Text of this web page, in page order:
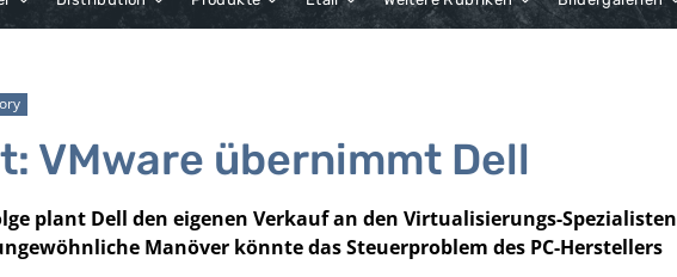
VMware übernimmt Dell
plant Dell den eigenen Verkauf an den Virtualisierungs-Spezialisten
Manöver könnte das Steuerproblem des PC-Herstellers